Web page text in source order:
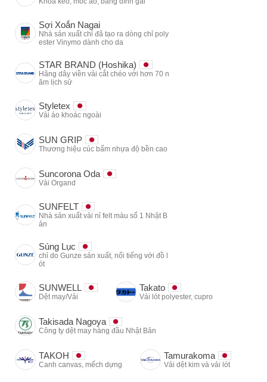
Sợi Xoắn Nagai
Nhà sản xuất chỉ đã tạo ra dòng chỉ poly
ester Vinymo dành cho da
STAR BRAND (Hoshika)
Hãng dây viền vải cắt chéo với hơn 70 n
ăm lịch sử
Styletex
Vải áo khoác ngoài
SUN GRIP
Thương hiệu cúc bấm nhựa độ bền cao
Suncorona Oda
Vải Organd
SUNFELT
Nhà sản xuất vải nỉ felt màu số 1 Nhật B
ản
Súng Lục
chỉ do Gunze sản xuất, nổi tiếng với đồ l
ót
SUNWELL
Dệt may/Vải
Takato
Vải lót polyester, cupro
Takisada Nagoya
Công ty dệt may hàng đầu Nhật Bản
TAKOH
Canh canvas, mếch dựng
Tamurakoma
Vải dệt kim và vải lót